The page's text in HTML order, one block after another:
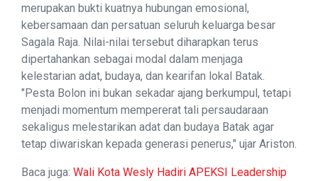
merupakan bukti kuatnya hubungan emosional,
kebersamaan dan persatuan seluruh keluarga besar
Sagala Raja. Nilai-nilai tersebut diharapkan terus
dipertahankan sebagai modal dalam menjaga
kelestarian adat, budaya, dan kearifan lokal Batak.
"Pesta Bolon ini bukan sekadar ajang berkumpul, tetapi
menjadi momentum mempererat tali persaudaraan
sekaligus melestarikan adat dan budaya Batak agar
tetap diwariskan kepada generasi penerus," ujar Ariston.
Baca juga: Wali Kota Wesly Hadiri APEKSI Leadership